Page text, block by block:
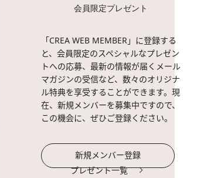
会員限定プレゼント
「CREA WEB MEMBER」に登録する
と、会員限定のスペシャルなプレゼン
トへの応募、最新の情報が届くメール
マガジンの受信など、数々のオリジナ
ル特典を享受することができます。現
在、新規メンバーを募集中ですので、
この機会に、ぜひご登録ください。
新規メンバー登録
プレゼント一覧